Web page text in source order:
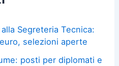
Segreteria Tecnica:
selezioni aperte
posti per diplomati e